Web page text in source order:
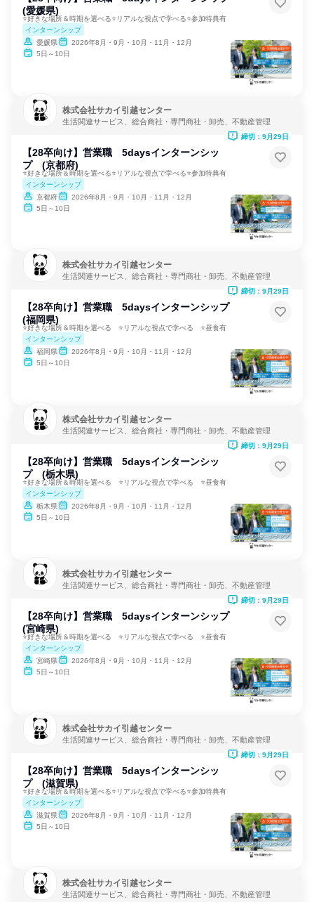
(愛媛県)
⭐好きな場所＆時期を選べる⭐リアルな視点で学べる⭐参加特典有
インターンシップ
愛媛県
2026年8月・9月・10月・11月・12月
5日～10日
株式会社サカイ引越センター
生活関連サービス、総合商社・専門商社・卸売、不動産管理
【28卒向け】営業職 5daysインターンシッ
プ (京都府)
⭐好きな場所＆時期を選べる⭐リアルな視点で学べる⭐参加特典有
インターンシップ
京都府
2026年8月・9月・10月・11月・12月
5日～10日
締切：9月29日
株式会社サカイ引越センター
生活関連サービス、総合商社・専門商社・卸売、不動産管理
【28卒向け】営業職 5daysインターンシップ
(福岡県)
⭐好きな場所＆時期を選べる ⭐リアルな視点で学べる ⭐昼食有
インターンシップ
福岡県
2026年8月・9月・10月・11月・12月
5日～10日
締切：9月29日
株式会社サカイ引越センター
生活関連サービス、総合商社・専門商社・卸売、不動産管理
【28卒向け】営業職 5daysインターンシッ
プ (栃木県)
⭐好きな場所＆時期を選べる ⭐リアルな視点で学べる ⭐昼食有
インターンシップ
栃木県
2026年8月・9月・10月・11月・12月
5日～10日
締切：9月29日
株式会社サカイ引越センター
生活関連サービス、総合商社・専門商社・卸売、不動産管理
【28卒向け】営業職 5daysインターンシップ
(宮崎県)
⭐好きな場所＆時期を選べる ⭐リアルな視点で学べる ⭐昼食有
インターンシップ
宮崎県
2026年8月・9月・10月・11月・12月
5日～10日
締切：9月29日
株式会社サカイ引越センター
生活関連サービス、総合商社・専門商社・卸売、不動産管理
【28卒向け】営業職 5daysインターンシッ
プ (滋賀県)
⭐好きな場所＆時期を選べる⭐リアルな視点で学べる⭐参加特典有
インターンシップ
滋賀県
2026年8月・9月・10月・11月・12月
5日～10日
締切：9月29日
株式会社サカイ引越センター
生活関連サービス、総合商社・専門商社・卸売、不動産管理